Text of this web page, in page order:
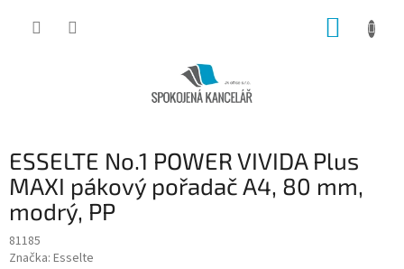
ESSELTE No.1 POWER VIVIDA Plus
MAXI pákový pořadač A4, 80 mm,
modrý, PP
81185
Značka: Esselte